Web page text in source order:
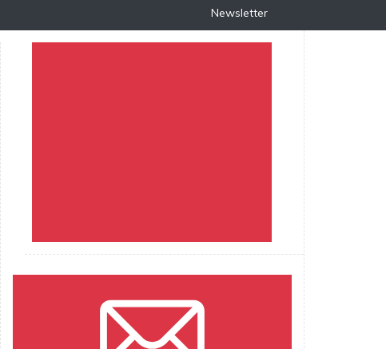
Newsletter